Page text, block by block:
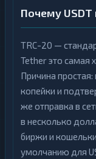
Почему
TRC-20 —
Tether это самая
Причина
копейки и
же отправка в
в несколько
биржи и
умолчанию для